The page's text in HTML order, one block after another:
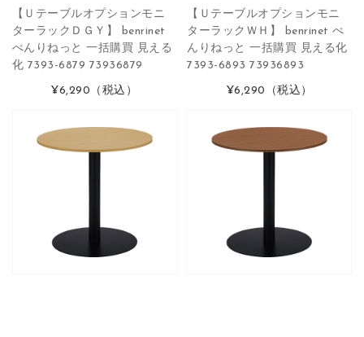
【Ｕテーブルオプションモニ
ターラックＤＧＹ】 benrinet
べんりねっと 一括購買 見える
化 7393-6879 73936879
¥6,290 （税込）
【Ｕテーブルオプションモニ
ターラックＷＨ】 benrinet べ
んりねっと 一括購買 見える化
7393-6893 73936893
¥6,290 （税込）